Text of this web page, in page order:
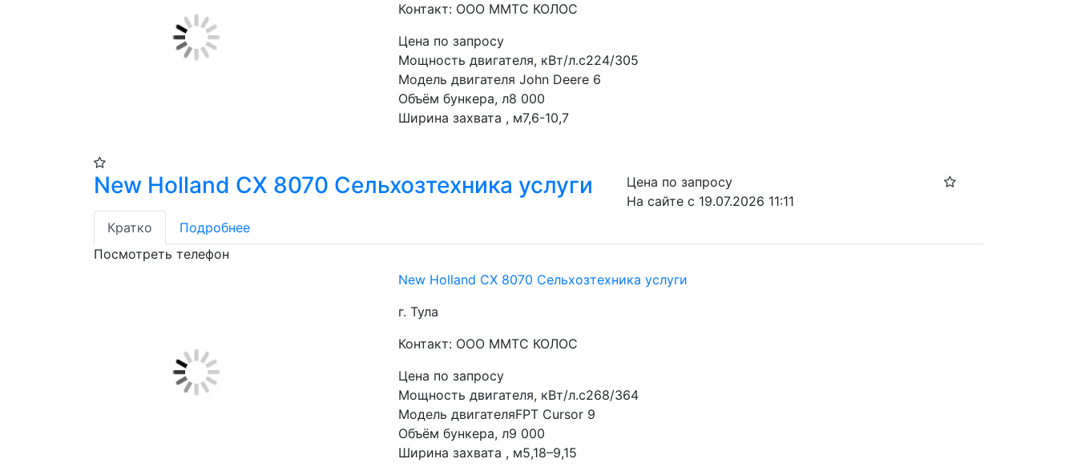
Контакт: ООО ММТС КОЛОС
Цена по запросу
Мощность двигателя, кВт/л.с224/305
Модель двигателя John Deere 6
Объём бункера, л8 000
Ширина захвата , м7,6-10,7
New Holland CX 8070 Сельхозтехника услуги
Цена по запросу
На сайте с 19.07.2026 11:11
Кратко
Подробнее
Посмотреть телефон
New Holland CX 8070 Сельхозтехника услуги
г. Тула
Контакт: ООО ММТС КОЛОС
Цена по запросу
Мощность двигателя, кВт/л.с268/364
Модель двигателяFPT Cursor 9
Объём бункера, л9 000
Ширина захвата , м5,18–9,15